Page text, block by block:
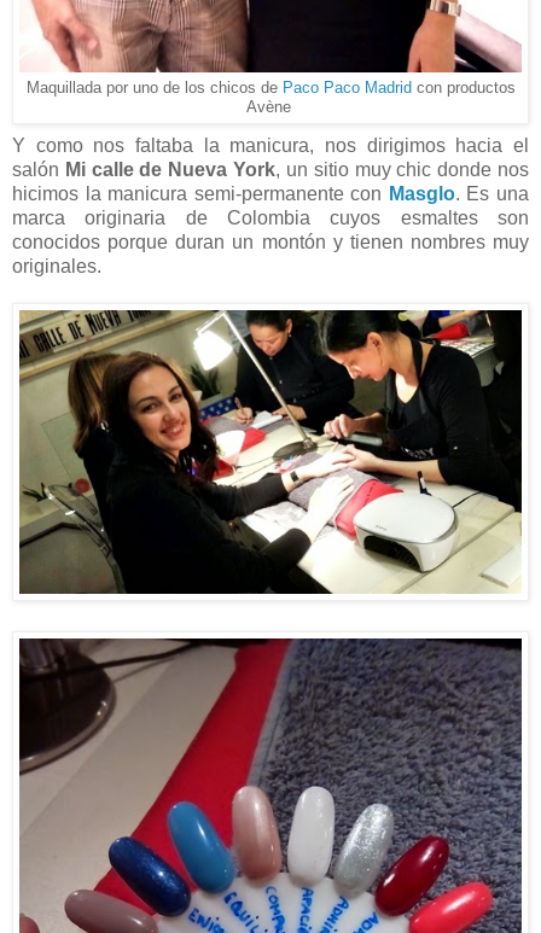
Maquillada por uno de los chicos de Paco Paco Madrid con productos
Avène
Y como nos faltaba la manicura, nos dirigimos hacia el
salón Mi calle de Nueva York, un sitio muy chic donde nos
hicimos la manicura semi-permanente con Masglo. Es una
marca originaria de Colombia cuyos esmaltes son
conocidos porque duran un montón y tienen nombres muy
originales.